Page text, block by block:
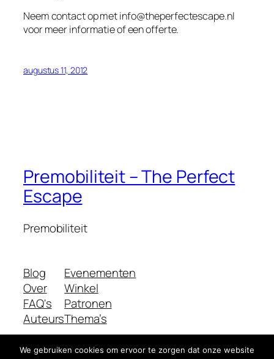
Neem contact op met info@theperfectescape.nl
voor meer informatie of een offerte.
augustus 11, 2012
Premobiliteit – The Perfect
Escape
Premobiliteit
Blog
Over
FAQ's
Auteurs
Evenementen
Winkel
Patronen
Thema’s
We gebruiken cookies om ervoor te zorgen dat onze website